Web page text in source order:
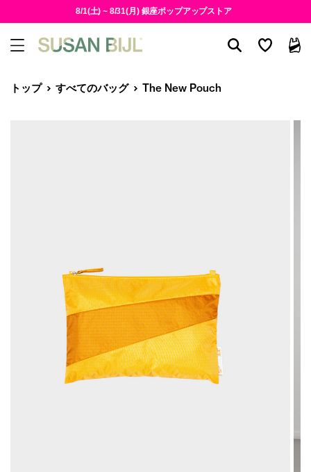
8/1(土) ~ 8/31(月) 銀座ポップアップストア
トップ すべてのバッグ The New Pouch